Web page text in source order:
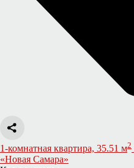
1-комнатная квартира, 35.51 м2
«Новая Самара»